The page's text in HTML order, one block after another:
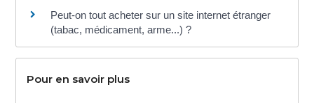
Peut-on tout acheter sur un site internet étranger
(tabac, médicament, arme...) ?
Pour en savoir plus